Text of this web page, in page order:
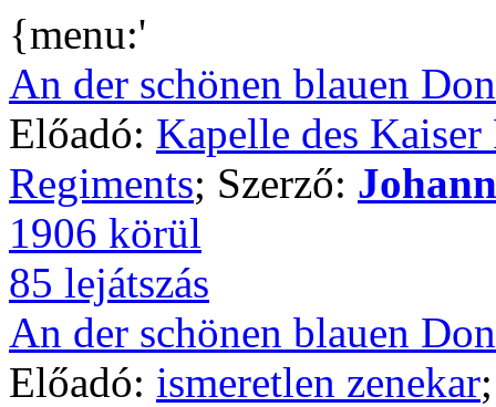
{menu:'
An der schönen blauen
Előadó: Kapelle des
Regiments; Szerző:
1906 körül
85 lejátszás
An der schönen blauen
Előadó: ismeretlen zenekar